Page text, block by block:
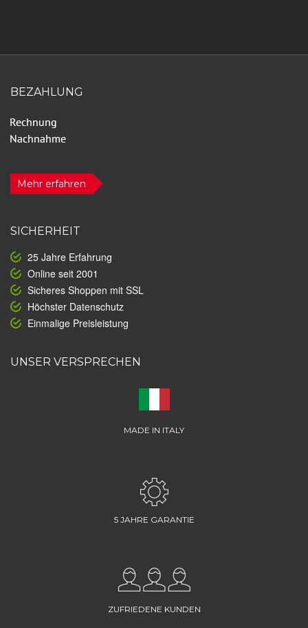
BEZAHLUNG
Mehr erfahren
SICHERHEIT
25 Jahre Erfahrung
Online seit 2001
Sicheres Shoppen mit SSL
Höchster Datenschutz
Einmalige Preisleistung
UNSER VERSPRECHEN
MADE IN ITALY
5 JAHRE GARANTIE
ZUFRIEDENE KUNDEN